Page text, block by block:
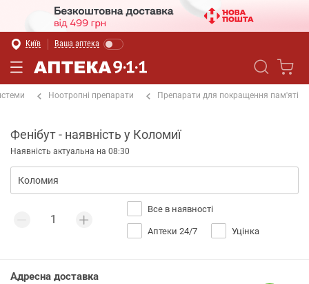
Київ Ваша аптека
Ноотропні препарати Препарати для покращення пам'яті
Фенібут - наявність у Коломиї
Наявність актуальна на 08:30
Все в наявності
Аптеки 24/7 Уцінка
Адресна доставка